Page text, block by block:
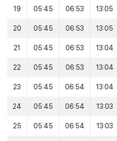
19 05:45 06:53 13:05
20 05:45 06:53 13:05
21 05:45 06:53 13:04
22 05:45 06:53 13:04
23 05:45 06:54 13:04
24 05:45 06:54 13:03
25 05:45 06:54 13:03